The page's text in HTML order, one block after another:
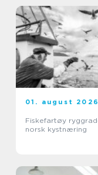
01. august 2026
Fiskefartøy ryggraden i
norsk kystnæring